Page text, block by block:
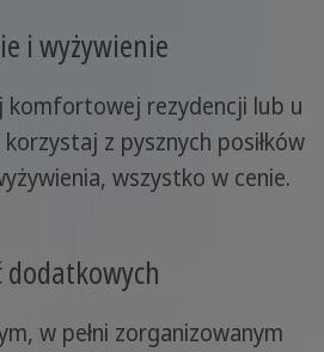
i wyżywienie
komfortowej rezydencji lub u
z pysznych posiłków
wszystko w cenie.
w pełni zorganizowanym